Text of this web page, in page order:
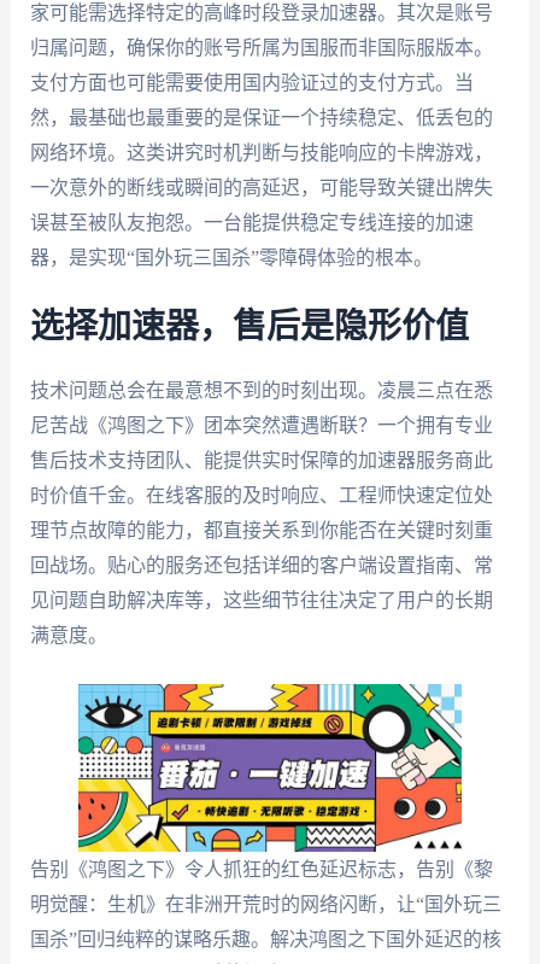
家可能需选择特定的高峰时段登录加速器。其次是账号
归属问题，确保你的账号所属为国服而非国际服版本。
支付方面也可能需要使用国内验证过的支付方式。当
然，最基础也最重要的是保证一个持续稳定、低丢包的
网络环境。这类讲究时机判断与技能响应的卡牌游戏，
一次意外的断线或瞬间的高延迟，可能导致关键出牌失
误甚至被队友抱怨。一台能提供稳定专线连接的加速
器，是实现“国外玩三国杀”零障碍体验的根本。
选择加速器，售后是隐形价值
技术问题总会在最意想不到的时刻出现。凌晨三点在悉
尼苦战《鸿图之下》团本突然遭遇断联？一个拥有专业
售后技术支持团队、能提供实时保障的加速器服务商此
时价值千金。在线客服的及时响应、工程师快速定位处
理节点故障的能力，都直接关系到你能否在关键时刻重
回战场。贴心的服务还包括详细的客户端设置指南、常
见问题自助解决库等，这些细节往往决定了用户的长期
满意度。
告别《鸿图之下》令人抓狂的红色延迟标志，告别《黎
明觉醒：生机》在非洲开荒时的网络闪断，让“国外玩三
国杀”回归纯粹的谋略乐趣。解决鸿图之下国外延迟的核